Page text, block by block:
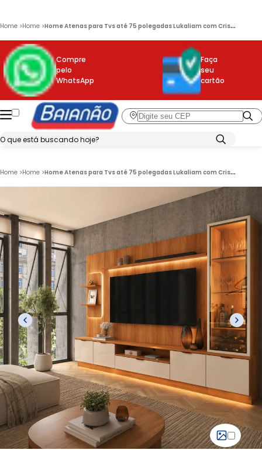
Home >Home > H
ome Atenas para Tvs até 75 polegadas Lukaliam com Cristaleira
Compre
pelo
WhatsApp
Faça
seu
cartão
Home >Home > H
ome Atenas para Tvs até 75 polegadas Lukaliam com Cristaleira